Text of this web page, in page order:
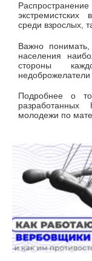
экстремистских
среди взрослых,
Важно понимать,
населения
стороны
недоброжелатели
Подробнее о
разработанных
молодежи по